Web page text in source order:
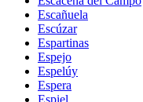
Escañuela
Escúzar
Espartinas
Espejo
Espelúy
Espera
Espiel